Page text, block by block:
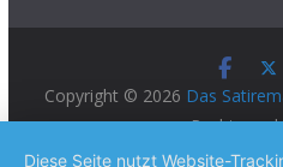
Copyright © 2026 Das
Rechte
Theme:ColorMag Provon
Diese Seite nutzt Website-